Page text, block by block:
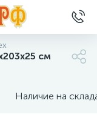
см
Наличие на